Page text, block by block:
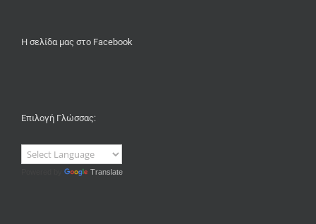
Η σελίδα μας στο Facebook
Επιλογή Γλώσσας:
Translate